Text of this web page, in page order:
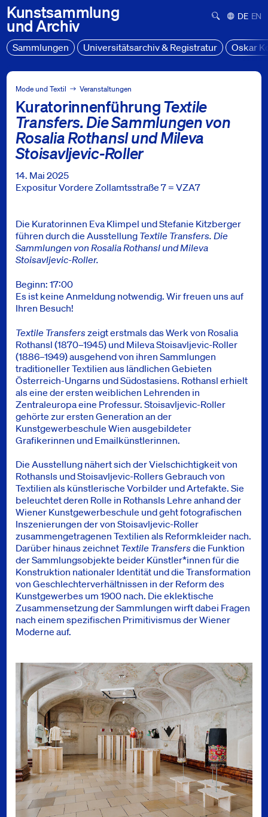
Kunstsammlung
undArchiv
Deutsch
Sammlungen Universitätsarchiv & Registratur
Oskar
Veranstaltungen
Kuratorinnenführung Textile Transfers Die Sammlungen
Mode und Textil Veranstaltungen
KuratorinnenführungTextile
Transfers. Die Sammlungen von
Rosalia Rothansl und Mileva
Stoisavljevic-Roller
14. Mai 2025
Expositur Vordere Zollamtsstraße 7 = VZA7
Die Kuratorinnen Eva Klimpel und Stefanie Kitzberger
führen durch die Ausstellung Textile Transfers. Die
Sammlungen von Rosalia Rothansl und Mileva
Stoisavljevic-Roller.
Beginn: 17:00
Es ist keine Anmeldung notwendig. Wir freuen uns auf
Ihren Besuch!
Textile Transferszeigt erstmals das Werk von Rosalia
Rothansl (1870–1945) und Mileva Stoisavljevic-Roller
(1886–1949) ausgehend von ihren Sammlungen
traditioneller Textilien aus ländlichen Gebieten
Österreich-Ungarns und Südostasiens. Rothansl erhielt
als eine der ersten weiblichen Lehrenden in
Zentraleuropa eine Professur. Stoisavljevic-Roller
gehörte zur ersten Generation an der
Kunstgewerbeschule Wien ausgebildeter
Grafikerinnen und Emailkünstlerinnen.
Die Ausstellung nähert sich der Vielschichtigkeit von
Rothansls und Stoisavljevic-Rollers Gebrauch von
Textilien als künstlerische Vorbilder und Artefakte. Sie
beleuchtet deren Rolle in Rothansls Lehre anhand der
Wiener Kunstgewerbeschule und geht fotografischen
Inszenierungen der von Stoisavljevic-Roller
zusammengetragenen Textilien als Reformkleider nach.
Darüber hinaus zeichnet Textile Transfersdie Funktion
der Sammlungsobjekte beider Künstler*innen für die
Konstruktion nationaler Identität und die Transformation
von Geschlechterverhältnissen in der Reform des
Kunstgewerbes um 1900 nach. Die eklektische
Zusammensetzung der Sammlungen wirft dabei Fragen
nach einem spezifischen Primitivismus der Wiener
Moderne auf.
Bilder